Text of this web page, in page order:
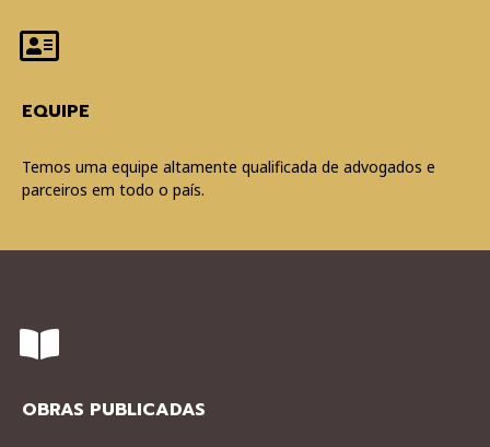
EQUIPE
Temos uma equipe altamente qualificada de advogados e
parceiros em todo o paí­s.
OBRAS PUBLICADAS